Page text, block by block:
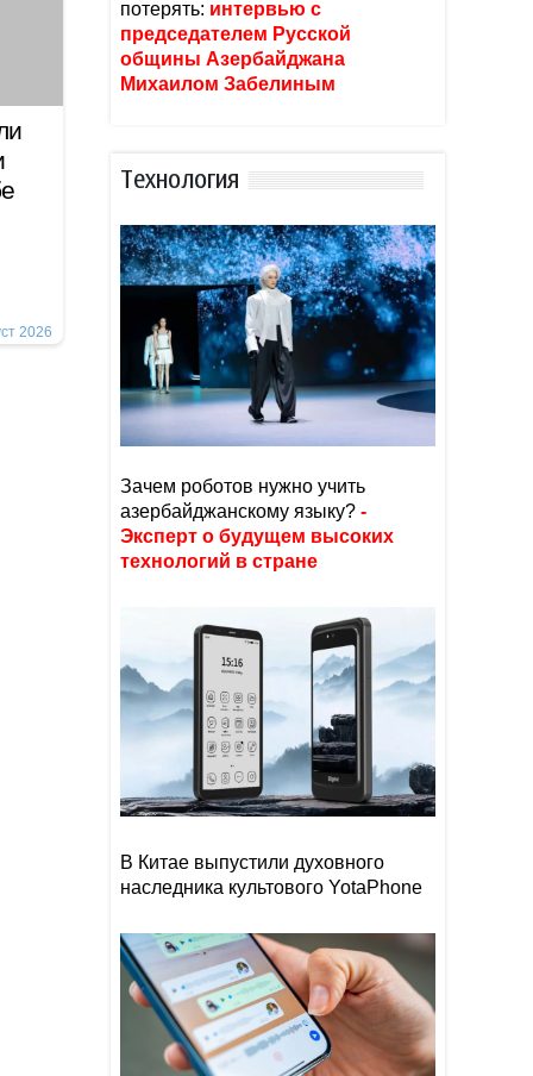
2026
потерять: интервью с
председателем Русской
общины Азербайджана
Михаилом Забелиным
Тexнoлoгия
Зачем роботов нужно учить
азербайджанскому языку? -
Эксперт о будущем высоких
технологий в стране
В Китае выпустили духовного
наследника культового YotaPhone